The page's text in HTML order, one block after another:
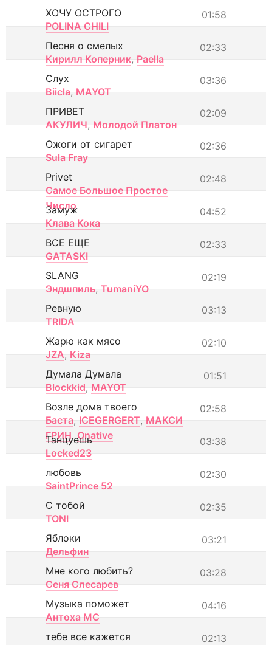
01:58
ХОЧУ ОСТРОГО
POLINA CHILI
02:33
Песня о смелых
Кирилл Коперник, Paella
03:36
Слух
Biicla, MAYOT
02:09
ПРИВЕТ
АКУЛИЧ, Молодой Платон
02:36
Ожоги от сигарет
Sula Fray
02:48
Privet
Самое Большое Простое
Число
04:52
Замуж
Клава Кока
02:33
ВСЕ ЕЩЕ
GATASKI
02:19
SLANG
Эндшпиль, TumaniYO
03:13
Ревную
TRIDA
02:10
Жарю как мясо
JZA, Kiza
01:51
Думала Думала
Blockkid, MAYOT
02:58
Возле дома твоего
Баста, ICEGERGERT, МАКСИ
ГРИН, Onative 03:38
Танцуешь
Locked23
02:30
любовь
SaintPrince 52
02:35
С тобой
TONI
03:21
Яблоки
Дельфин
03:28
Мне кого любить?
Сеня Слесарев
04:16
Музыка поможет
Антоха МС
02:13
тебе все кажется